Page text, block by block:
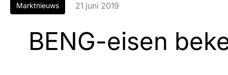
Marktnieuws 21 juni 2019
BENG-eisen